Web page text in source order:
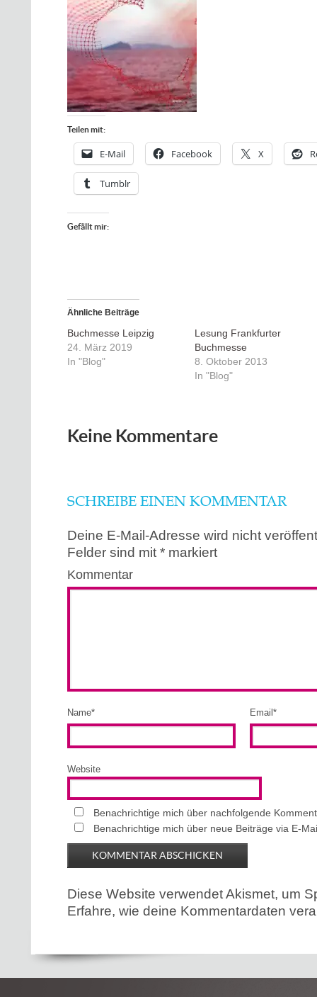
Teilen mit:
E-Mail Facebook X
Tumblr
Gefällt mir:
Ähnliche Beiträge
Buchmesse Leipzig
24. März 2019
In "Blog"
Lesung Frankfurter
Buchmesse
8. Oktober 2013
In "Blog"
Keine Kommentare
SCHREIBE EINEN KOMMENTAR
Deine E-Mail-Adresse wird nicht
Felder sind mit * markiert
Kommentar
Name* Email *
Website
Benachrichtige mich über nachfolgende
Benachrichtige mich über neue Beiträge via E-
Diese Website verwendet Akismet, um
Erfahre, wie deine Kommentardaten